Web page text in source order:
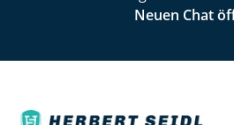
Neuen Chat